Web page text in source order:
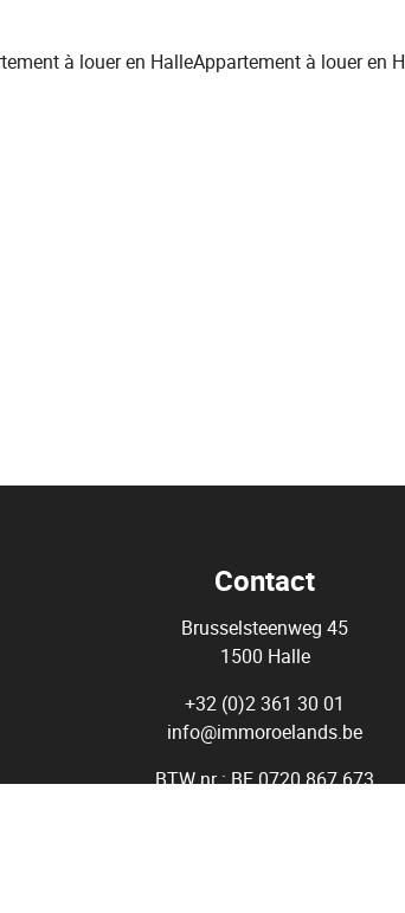
à louer en HalleAppartement à louer en
Contact
Brusselsteenweg 45
1500 Halle
+32 (0)2 361 30 01
info@immoroelands.be
BTW nr : BE 0720 867 673